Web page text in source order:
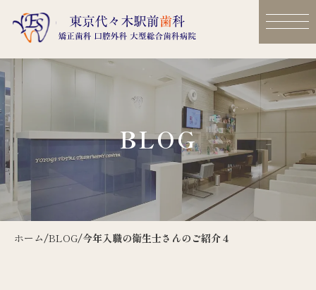
BLOG
ホーム/BLOG/今年入職の衛生士さんのご紹介４